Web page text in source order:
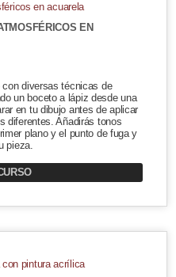
EN
diversas técnicas de
un boceto a lápiz desde una
en tu dibujo antes de aplicar
diferentes. Añadirás tonos
plano y el punto de fuga y
pieza.